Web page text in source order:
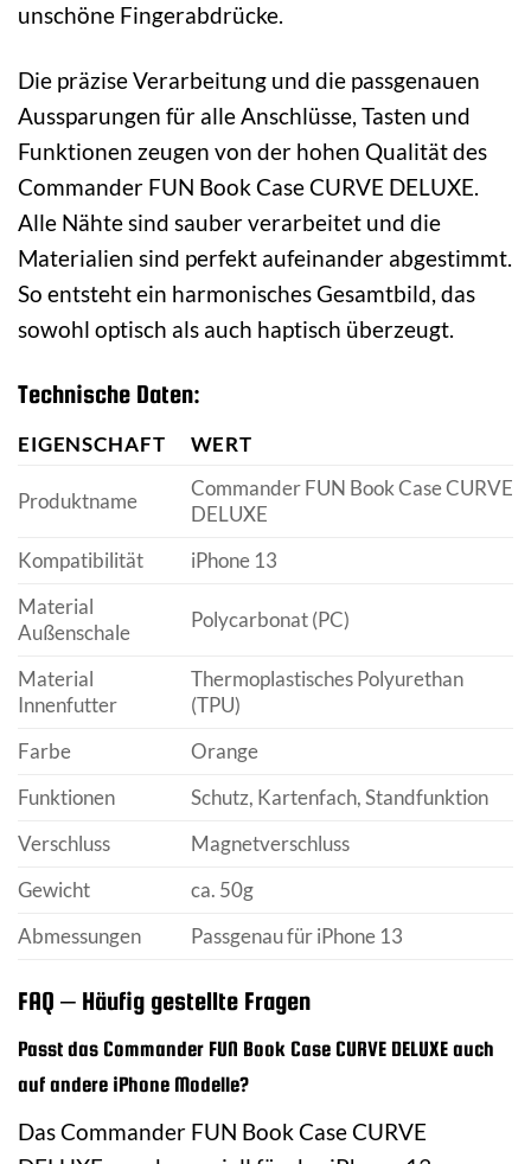
unschöne Fingerabdrücke.
Die präzise Verarbeitung und die passgenauen
Aussparungen für alle Anschlüsse, Tasten und
Funktionen zeugen von der hohen Qualität des
Commander FUN Book Case CURVE DELUXE.
Alle Nähte sind sauber verarbeitet und die
Materialien sind perfekt aufeinander abgestimmt.
So entsteht ein harmonisches Gesamtbild, das
sowohl optisch als auch haptisch überzeugt.
Technische Daten:
EIGENSCHAFT WERT
Produktname
Commander FUN Book Case CURVE
DELUXE
Kompatibilität
iPhone 13
Material
Außenschale
Polycarbonat (PC)
Material
Innenfutter
Thermoplastisches Polyurethan
(TPU)
Farbe
Orange
Funktionen
Schutz, Kartenfach, Standfunktion
Verschluss
Magnetverschluss
Gewicht
ca. 50g
Abmessungen
Passgenau für iPhone 13
FAQ – Häufig gestellte Fragen
Passt das Commander FUN Book Case CURVE DELUXE auch
auf andere iPhone Modelle?
Das Commander FUN Book Case CURVE